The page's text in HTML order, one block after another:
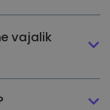
vajalik